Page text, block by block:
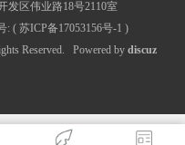
发区伟业路18号2110室
: ( 苏ICP备17053156号-1 )
Reserved. Powered by discuz